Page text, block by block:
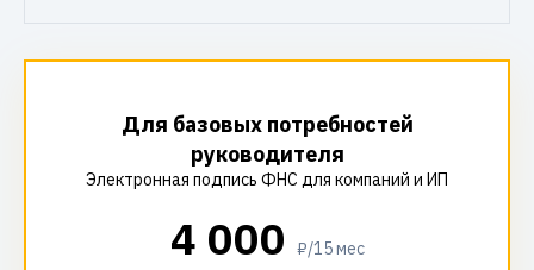
Для базовых потребностей
руководителя
Электронная подпись ФНС для компаний и ИП
4 000 ₽/15 мес